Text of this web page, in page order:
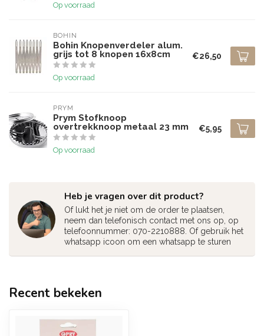
Op voorraad
BOHIN
Bohin Knopenverdeler alum.
grijs tot 8 knopen 16x8cm
Op voorraad
€26,50
PRYM
Prym Stofknoop
overtrekknoop metaal 23 mm
Op voorraad
€5,95
Heb je vragen over dit product?
Of lukt het je niet om de order te plaatsen,
neem dan telefonisch contact met ons op, op
telefoonnummer: 070-2210888. Of gebruik het
whatsapp icoon om een whatsapp te sturen
Recent bekeken